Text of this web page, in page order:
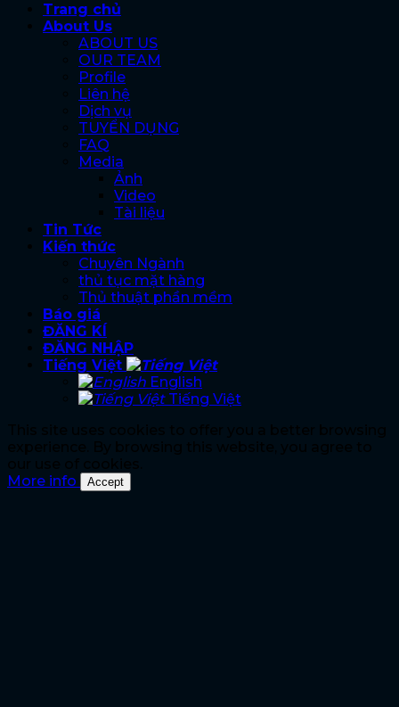
Trang chủ
About Us
ABOUT US
OUR TEAM
Profile
Liên hệ
Dịch vụ
TUYỂN DỤNG
FAQ
Media
Ảnh
Video
Tài liệu
Tin Tức
Kiến thức
Chuyên Ngành
thủ tục mặt hàng
Thủ thuật phần mềm
Báo giá
ĐĂNG KÍ
ĐĂNG NHẬP
Tiếng Việt
English
Tiếng Việt
More info
Accept